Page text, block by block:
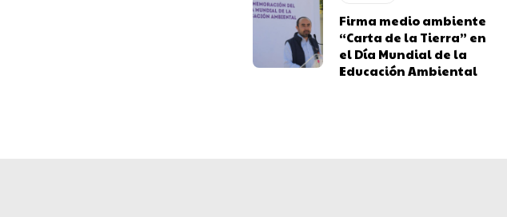
Firma medio ambiente
“Carta de la Tierra” en
el Día Mundial de la
Educación Ambiental